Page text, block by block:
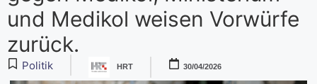
und Medikol weisen Vorwürfe
zurück.
Politik HRT 30/04/2026